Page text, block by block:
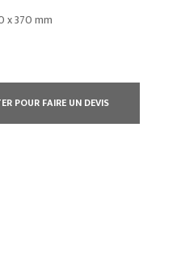
x 370 mm
POUR FAIRE UN DEVIS